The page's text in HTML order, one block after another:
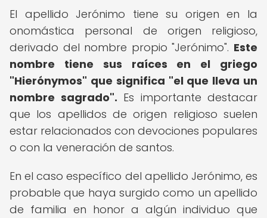
El apellido Jerónimo tiene su origen en la
onomástica personal de origen religioso,
derivado del nombre propio "Jerónimo". Este
nombre tiene sus raíces en el griego
"Hierónymos" que significa "el que lleva un
nombre sagrado". Es importante destacar
que los apellidos de origen religioso suelen
estar relacionados con devociones populares
o con la veneración de santos.
En el caso específico del apellido Jerónimo, es
probable que haya surgido como un apellido
de familia en honor a algún individuo que